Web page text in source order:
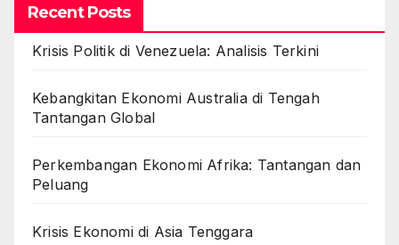
Recent Posts
Krisis Politik di Venezuela: Analisis Terkini
Kebangkitan Ekonomi Australia di Tengah
Tantangan Global
Perkembangan Ekonomi Afrika: Tantangan dan
Peluang
Krisis Ekonomi di Asia Tenggara